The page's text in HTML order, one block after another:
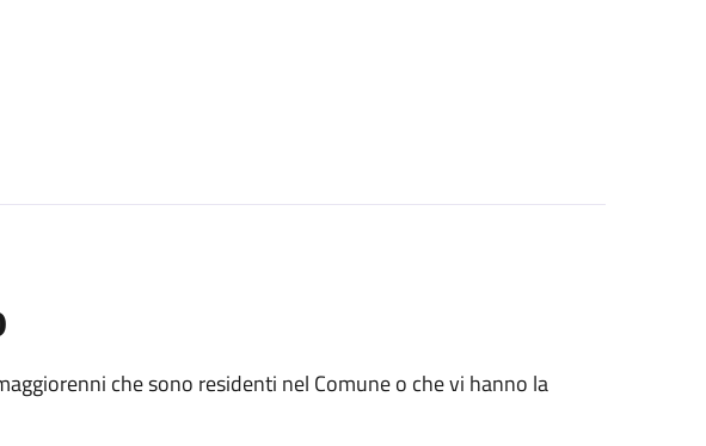
che sono residenti nel Comune o che vi hanno la